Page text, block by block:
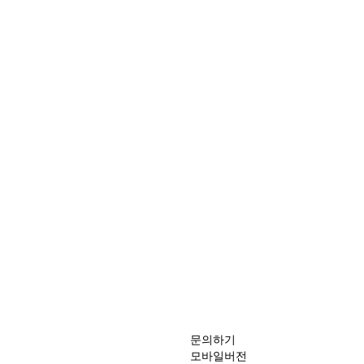
문의하기
모바일버전